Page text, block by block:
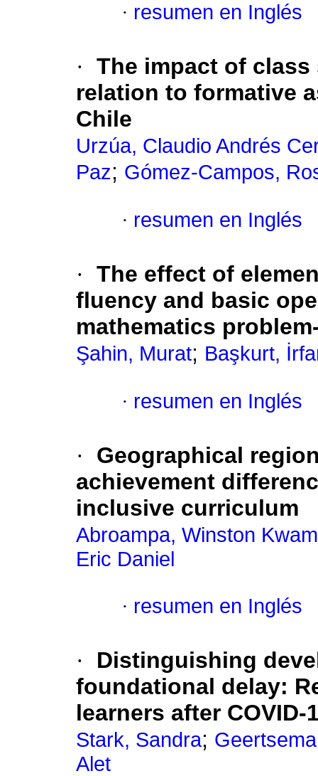
· resumen en Inglés
· The impact of
relation to formative
Chile
Urzúa, Claudio Andrés
Paz; Gómez-Campos,
· resumen en Inglés
· The effect of
fluency and basic
mathematics
Şahin, Murat; Başkurt,
· resumen en Inglés
·
Geographical
achievement
inclusive curriculum
Abroampa, Winston
Eric Daniel
· resumen en Inglés
·
Distinguishing
foundational delay:
learners after
Stark, Sandra;
Alet